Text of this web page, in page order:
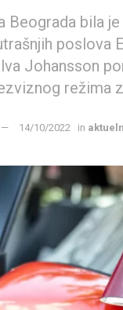
Beograda bila
poslova
Johansson
režima
14/10/2022 in